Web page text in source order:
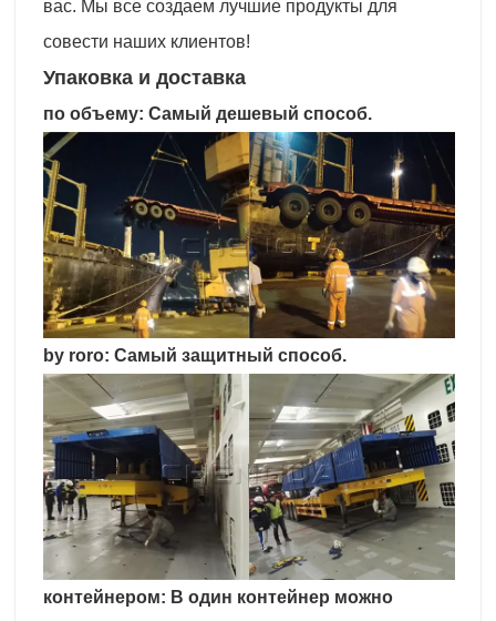
вас. Мы все создаем лучшие продукты для
совести наших клиентов!
Упаковка и доставка
по объему: Самый дешевый способ.
by roro: Самый защитный способ.
контейнером: В один контейнер можно